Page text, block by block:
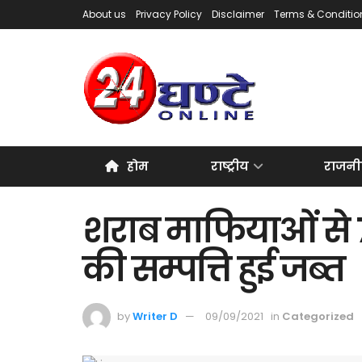
About us Privacy Policy Disclaimer Terms &
होम राष्ट्रीय
शराब माफियाओं
की सम्पत्ति हुई जब्त
byWriter D 09/09/2021 in Categorized